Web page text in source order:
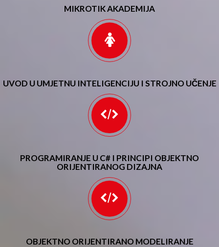
MIKROTIK AKADEMIJA
UVOD U UMJETNU INTELIGENCIJU I STROJNO UČENJE
PROGRAMIRANJE U C# I PRINCIPI OBJEKTNO
ORIJENTIRANOG DIZAJNA
OBJEKTNO ORIJENTIRANO MODELIRANJE